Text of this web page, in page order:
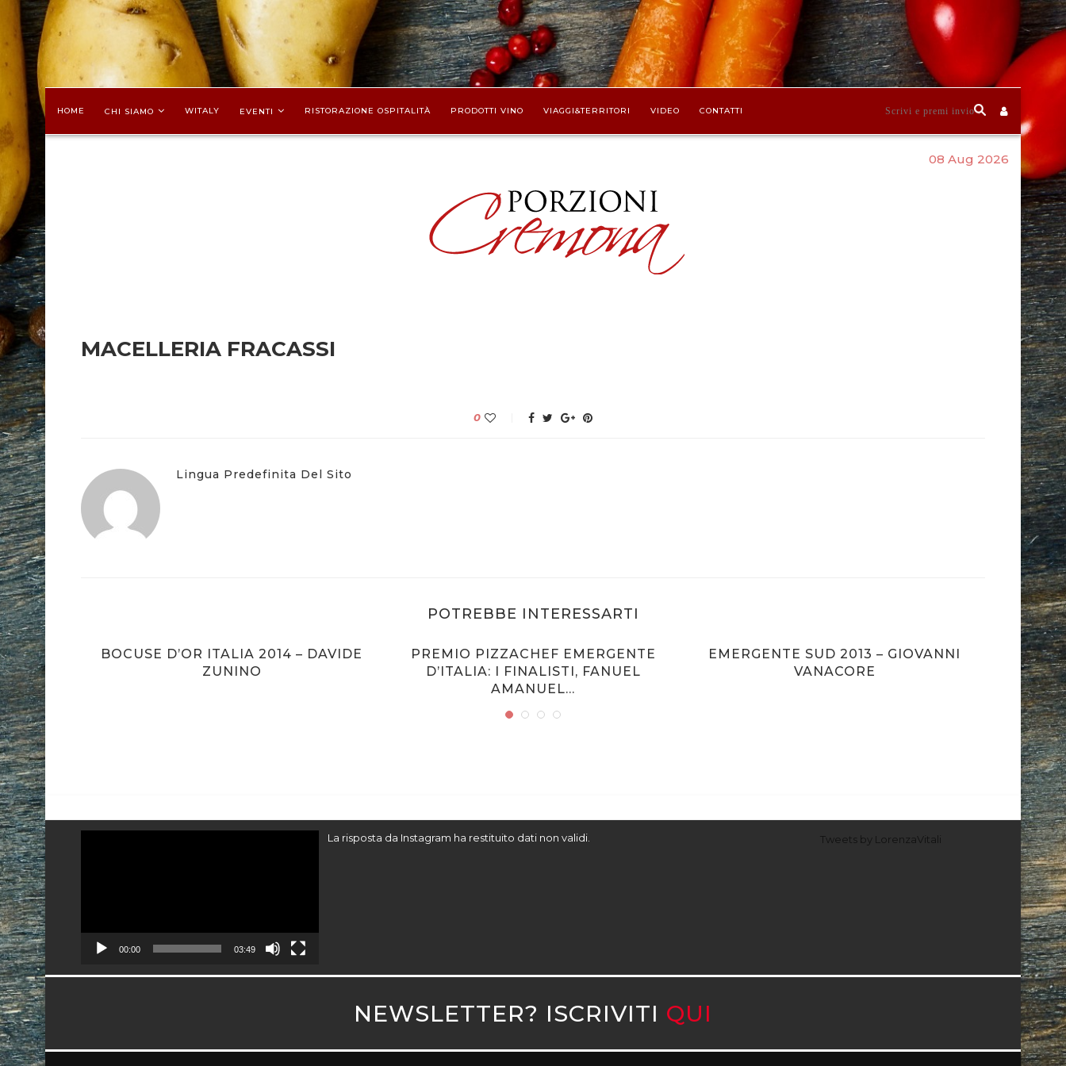
HOME CHI SIAMO WITALY EVENTI RISTORAZIONE OSPITALITÀ PRODOTTI VINO VIAGGI&TERRITORI VIDEO CONTATTI
08 Aug 2026
MACELLERIA FRACASSI
0
Lingua Predefinita Del Sito
POTREBBE INTERESSARTI
DA
BOCUSE D’OR ITALIA 2014 – DAVIDE
ZUNINO
PREMIO PIZZACHEF EMERGENTE
D’ITALIA: I FINALISTI, FANUEL
AMANUEL...
EMERGENTE SUD 2013 – GIOVANNI
VANACORE
00:00 03:49
La risposta da Instagram ha restituito dati non validi. Tweets by LorenzaVitali
NEWSLETTER? ISCRIVITI QUI